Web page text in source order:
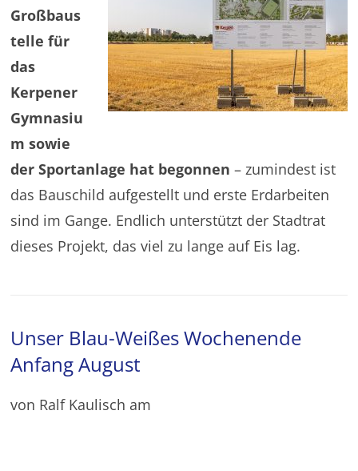
Großbaus
telle für
das
Kerpener
Gymnasiu
m sowie
der Sportanlage hat begonnen – zumindest ist
das Bauschild aufgestellt und erste Erdarbeiten
sind im Gange. Endlich unterstützt der Stadtrat
dieses Projekt, das viel zu lange auf Eis lag.
Unser Blau-Weißes Wochenende
Anfang August
von Ralf Kaulisch am